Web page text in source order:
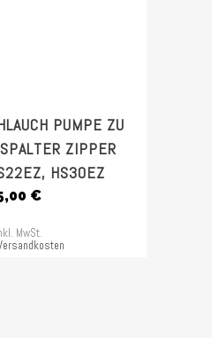
PUMPE ZU
ZIPPER
HS30EZ
€
MwSt.